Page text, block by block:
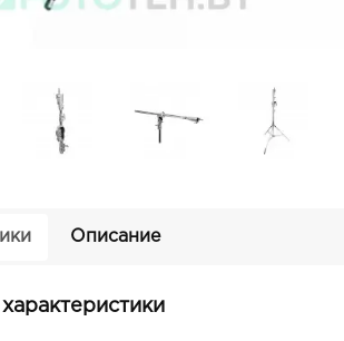
Описание